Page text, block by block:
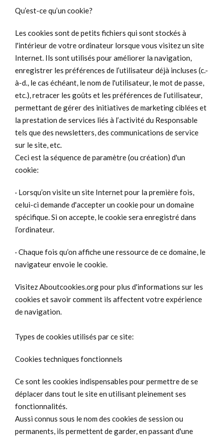
Qu’est-ce qu’un cookie?
Les cookies sont de petits fichiers qui sont stockés à
l'intérieur de votre ordinateur lorsque vous visitez un site
Internet. Ils sont utilisés pour améliorer la navigation,
enregistrer les préférences de l’utilisateur déjà incluses (c.-
à-d., le cas échéant, le nom de l'utilisateur, le mot de passe,
etc.), retracer les goûts et les préférences de l’utilisateur,
permettant de gérer des initiatives de marketing ciblées et
la prestation de services liés à l’activité du Responsable
tels que des newsletters, des communications de service
sur le site, etc.
Ceci est la séquence de paramètre (ou création) d'un
cookie:
· Lorsqu’on visite un site Internet pour la première fois,
celui-ci demande d'accepter un cookie pour un domaine
spécifique. Si on accepte, le cookie sera enregistré dans
l’ordinateur.
· Chaque fois qu’on affiche une ressource de ce domaine, le
navigateur envoie le cookie.
Visitez Aboutcookies.org pour plus d'informations sur les
cookies et savoir comment ils affectent votre expérience
de navigation.
Types de cookies utilisés par ce site:
Cookies techniques fonctionnels
Ce sont les cookies indispensables pour permettre de se
déplacer dans tout le site en utilisant pleinement ses
fonctionnalités.
Aussi connus sous le nom des cookies de session ou
permanents, ils permettent de garder, en passant d'une